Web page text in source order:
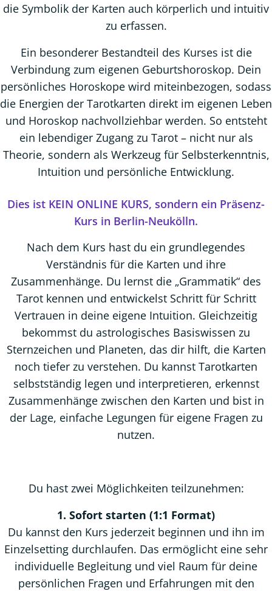
die Symbolik der Karten auch körperlich und intuitiv
zu erfassen.
Ein besonderer Bestandteil des Kurses ist die
Verbindung zum eigenen Geburtshoroskop. Dein
persönliches Horoskope wird miteinbezogen, sodass
die Energien der Tarotkarten direkt im eigenen Leben
und Horoskop nachvollziehbar werden. So entsteht
ein lebendiger Zugang zu Tarot – nicht nur als
Theorie, sondern als Werkzeug für Selbsterkenntnis,
Intuition und persönliche Entwicklung.
Dies ist KEIN ONLINE KURS, sondern ein Präsenz-
Kurs in Berlin-Neukölln.
Nach dem Kurs hast du ein grundlegendes
Verständnis für die Karten und ihre
Zusammenhänge. Du lernst die „Grammatik“ des
Tarot kennen und entwickelst Schritt für Schritt
Vertrauen in deine eigene Intuition. Gleichzeitig
bekommst du astrologisches Basiswissen zu
Sternzeichen und Planeten, das dir hilft, die Karten
noch tiefer zu verstehen. Du kannst Tarotkarten
selbstständig legen und interpretieren, erkennst
Zusammenhänge zwischen den Karten und bist in
der Lage, einfache Legungen für eigene Fragen zu
nutzen.
Du hast zwei Möglichkeiten teilzunehmen:
1. Sofort starten (1:1 Format)
Du kannst den Kurs jederzeit beginnen und ihn im
Einzelsetting durchlaufen. Das ermöglicht eine sehr
individuelle Begleitung und viel Raum für deine
persönlichen Fragen und Erfahrungen mit den